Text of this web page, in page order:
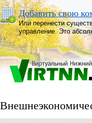
Добавить свою
Или перенести
управление. Это